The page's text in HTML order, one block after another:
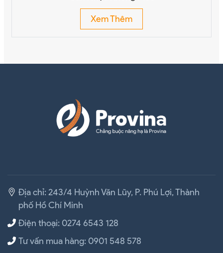
Xem Thêm
Địa chỉ: 243/4 Huỳnh Văn Lũy, P. Phú Lợi, Thành
phố Hồ Chí Minh
Điện thoại: 0274 6543 128
Tư vấn mua hàng: 0901 548 578